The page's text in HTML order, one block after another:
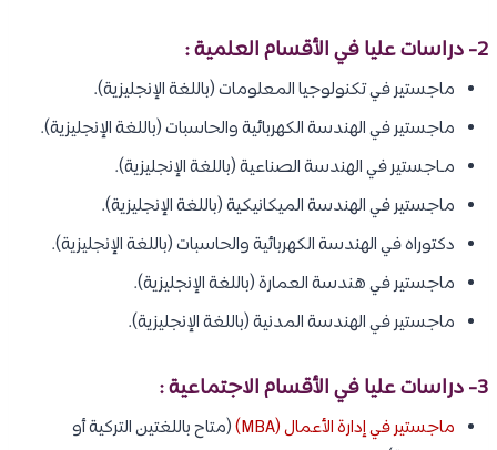
2- دراسات عليا في الأقسام العلمية :
ماجستير في تكنولوجيا المعلومات (باللغة الإنجليزية).
ماجستير في الهندسة الكهربائية والحاسبات (باللغة الإنجليزية).
مـاجستير في الهندسة الصناعية (باللغة الإنجليزية).
ماجستير في الهندسة الميكانيكية (باللغة الإنجليزية).
دكتوراه في الهندسة الكهربائية والحاسبات (باللغة الإنجليزية).
ماجستير في هندسة العمارة (باللغة الإنجليزية).
ماجستير في الهندسة المدنية (باللغة الإنجليزية).
3- دراسات عليا في الأقسام الاجتماعية :
ماجستير في إدارة الأعمال (MBA)
(متاح باللغتين التركية أو